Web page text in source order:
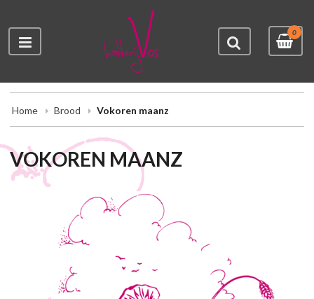
0
Home Brood Vokoren maanz
VOKOREN MAANZ